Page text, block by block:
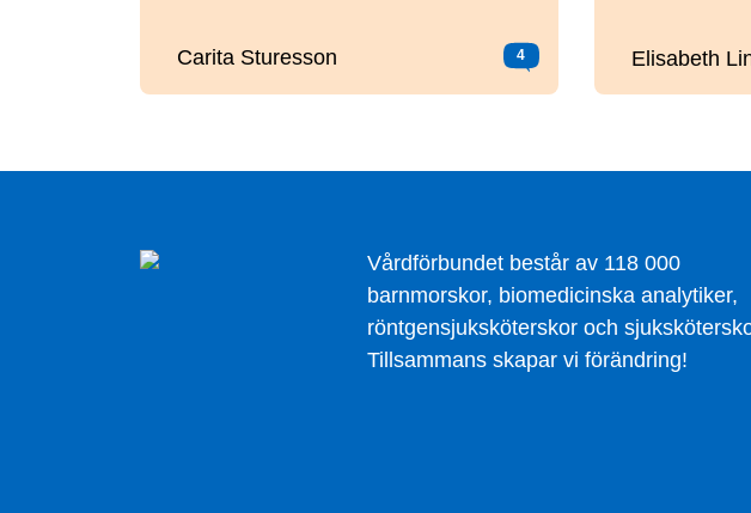
Carita Sturesson 4 Elisabeth
Vårdförbundet består av 118 000
barnmorskor, biomedicinska analytiker,
röntgensjuksköterskor och
Tillsammans skapar vi förändring!